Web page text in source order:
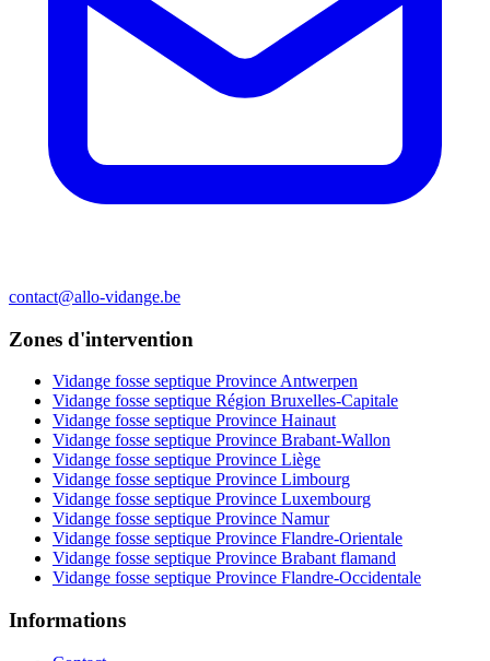
contact@allo-vidange.be
Zones d'intervention
Vidange fosse septique Province Antwerpen
Vidange fosse septique Région Bruxelles-Capitale
Vidange fosse septique Province Hainaut
Vidange fosse septique Province Brabant-Wallon
Vidange fosse septique Province Liège
Vidange fosse septique Province Limbourg
Vidange fosse septique Province Luxembourg
Vidange fosse septique Province Namur
Vidange fosse septique Province Flandre-Orientale
Vidange fosse septique Province Brabant flamand
Vidange fosse septique Province Flandre-Occidentale
Informations